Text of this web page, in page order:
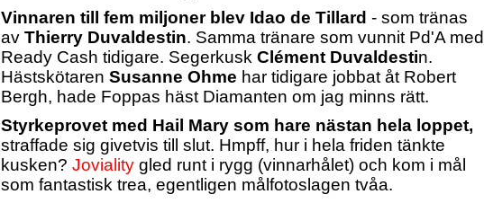
Vinnaren till fem miljoner blev Idao de Tillard - som tränas
av Thierry Duvaldestin. Samma tränare som vunnit Pd'A med
Ready Cash tidigare. Segerkusk Clément Duvaldestin.
Hästskötaren Susanne Ohme har tidigare jobbat åt Robert
Bergh, hade Foppas häst Diamanten om jag minns rätt.
Styrkeprovet med Hail Mary som hare nästan hela loppet,
straffade sig givetvis till slut. Hmpff, hur i hela friden tänkte
kusken? Joviality gled runt i rygg (vinnarhålet) och kom i mål
som fantastisk trea, egentligen målfotoslagen tvåa.